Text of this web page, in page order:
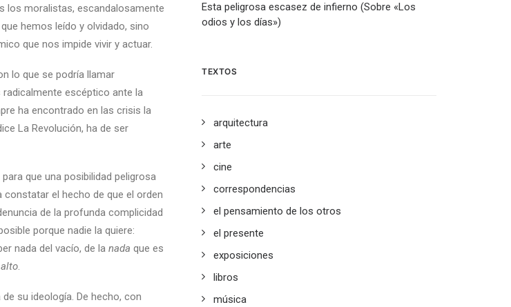
los moralistas, escandalosamente
hemos leído y olvidado, sino
que nos impide vivir y actuar.
lo que se podría llamar
escéptico ante la
ha encontrado en las crisis la
La Revolución, ha de ser
que una posibilidad peligrosa
constatar el hecho de que el orden
de la profunda complicidad
porque nadie la quiere:
nada del vacío, de la nada que es
.
su ideología. De hecho, con
Esta peligrosa escasez de infierno (Sobre «Los
odios y los días»)
TEXTOS
arquitectura
arte
cine
correspondencias
el pensamiento de los otros
el presente
exposiciones
libros
música